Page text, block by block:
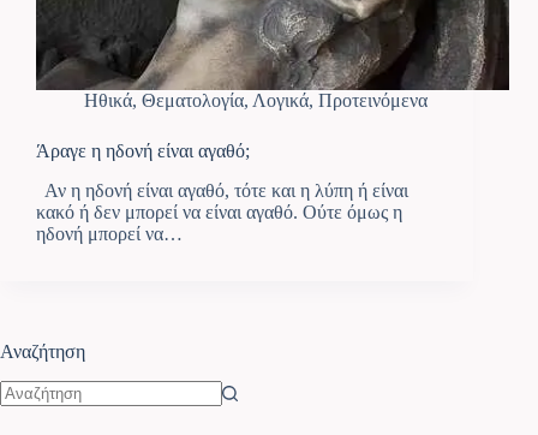
Ηθικά, Θεματολογία, Λογικά, Προτεινόμενα
Άραγε η ηδονή είναι αγαθό;
Αν η ηδονή είναι αγαθό, τότε και η λύπη ή είναι
κακό ή δεν μπορεί να είναι αγαθό. Ούτε όμως η
ηδονή μπορεί να…
Αναζήτηση